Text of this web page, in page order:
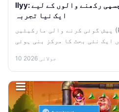
llyy: آن لائن گیمنگ میں دلچسپی رکھنے والوں کے لیے
ایک نیا تجربہ
پیش گوئی کرنے والی مارکیٹیں (Prediction Markets) آج کل
10 جولائی 2026